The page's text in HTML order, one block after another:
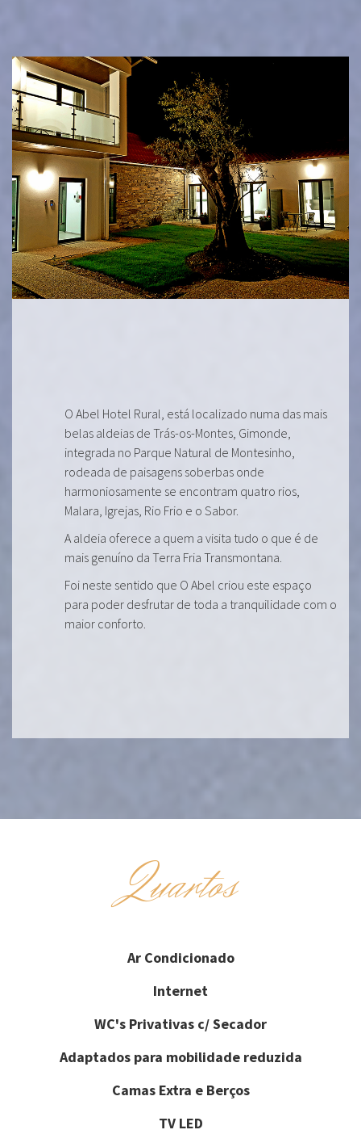
O Abel Hotel Rural, está localizado numa das mais
belas aldeias de Trás-os-Montes, Gimonde,
integrada no Parque Natural de Montesinho,
rodeada de paisagens soberbas onde
harmoniosamente se encontram quatro rios,
Malara, Igrejas, Rio Frio e o Sabor.
A aldeia oferece a quem a visita tudo o que é de
mais genuíno da Terra Fria Transmontana.
Foi neste sentido que O Abel criou este espaço
para poder desfrutar de toda a tranquilidade com o
maior conforto.
Quartos
Ar Condicionado
Internet
WC's Privativas c/ Secador
Adaptados para mobilidade reduzida
Camas Extra e Berços
TV LED